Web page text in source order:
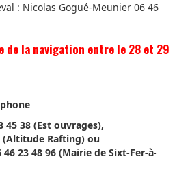
: Nicolas Gogué-Meunier 06 46
de la navigation entre le 28 et 29
45 38 (Est ouvrages),
(Altitude Rafting) ou
23 48 96 (Mairie de Sixt-Fer-à-